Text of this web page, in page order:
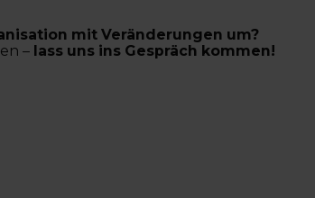
mit Veränderungen um?
– lass uns ins Gespräch kommen!